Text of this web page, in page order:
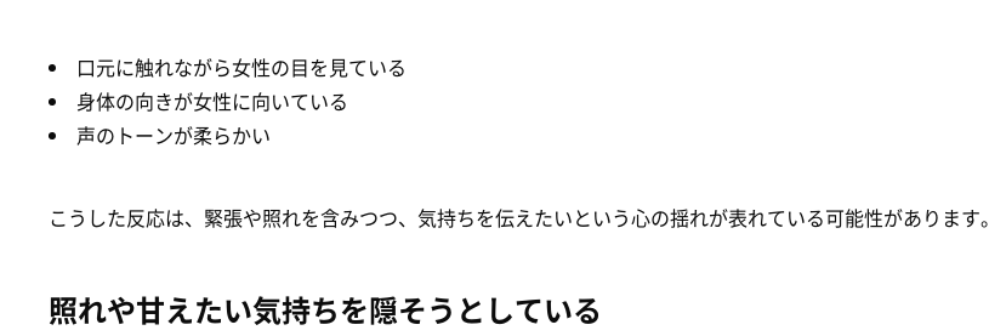
口元に触れながら女性の目を見ている
身体の向きが女性に向いている
声のトーンが柔らかい
こうした反応は、緊張や照れを含みつつ、気持ちを伝えたいという心の揺れが表れている可能性があります。
照れや甘えたい気持ちを隠そうとしている